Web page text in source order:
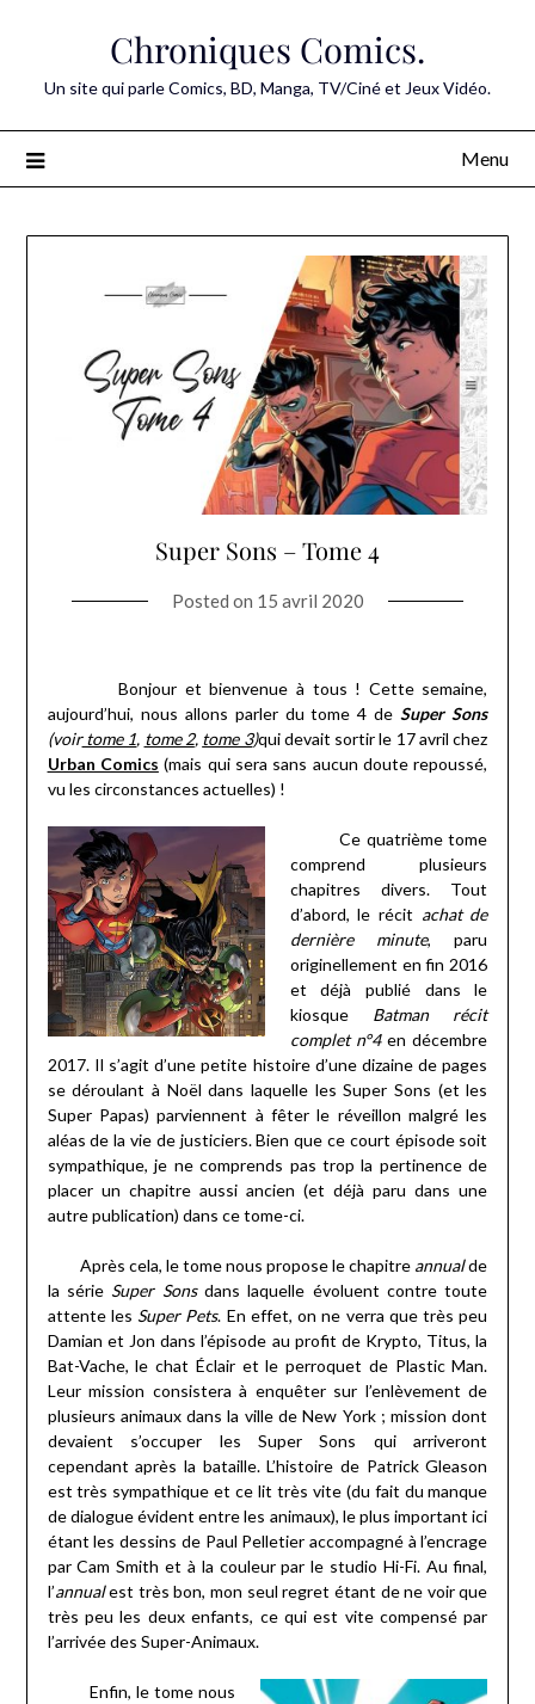
Chroniques Comics.
Un site qui parle Comics, BD, Manga, TV/Ciné et Jeux Vidéo.
Menu
Super Sons – Tome 4
Posted on 15 avril 2020
Bonjour et bienvenue à tous ! Cette semaine,
aujourd’hui, nous allons parler du tome 4 deSuper Sons
(voirtome 1, tome 2, tome 3)qui devait sortir le 17 avril chez
Urban Comics (mais qui sera sans aucun doute repoussé,
vu les circonstances actuelles) !
Ce quatrième tome
comprend plusieurs
chapitres divers. Tout
d’abord, le récit achat de
dernière minute, paru
originellement en fin 2016
et déjà publié dans le
kiosque Batman récit
complet n°4en décembre
2017. Il s’agit d’une petite histoire d’une dizaine de pages
se déroulant à Noël dans laquelle les Super Sons (et les
Super Papas) parviennent à fêter le réveillon malgré les
aléas de la vie de justiciers. Bien que ce court épisode soit
sympathique, je ne comprends pas trop la pertinence de
placer un chapitre aussi ancien (et déjà paru dans une
autre publication) dans ce tome-ci.
Après cela, le tome nous propose le chapitre annualde
la série Super Sonsdans laquelle évoluent contre toute
attente les Super Pets. En effet, on ne verra que très peu
Damian et Jon dans l’épisode au profit de Krypto, Titus, la
Bat-Vache, le chat Éclair et le perroquet de Plastic Man.
Leur mission consistera à enquêter sur l’enlèvement de
plusieurs animaux dans la ville de New York ; mission dont
devaient s’occuper les Super Sons qui arriveront
cependant après la bataille. L’histoire de Patrick Gleason
est très sympathique et ce lit très vite (du fait du manque
de dialogue évident entre les animaux), le plus important ici
étant les dessins de Paul Pelletier accompagné à l’encrage
par Cam Smith et à la couleur par le studio Hi-Fi. Au final,
l’annualest très bon, mon seul regret étant de ne voir que
très peu les deux enfants, ce qui est vite compensé par
l’arrivée des Super-Animaux.
Enfin, le tome nous